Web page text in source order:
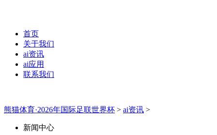
首页
关于我们
ai资讯
ai应用
联系我们
熊猫体育·2026年国际足联世界杯 > ai资讯 >
新闻中心